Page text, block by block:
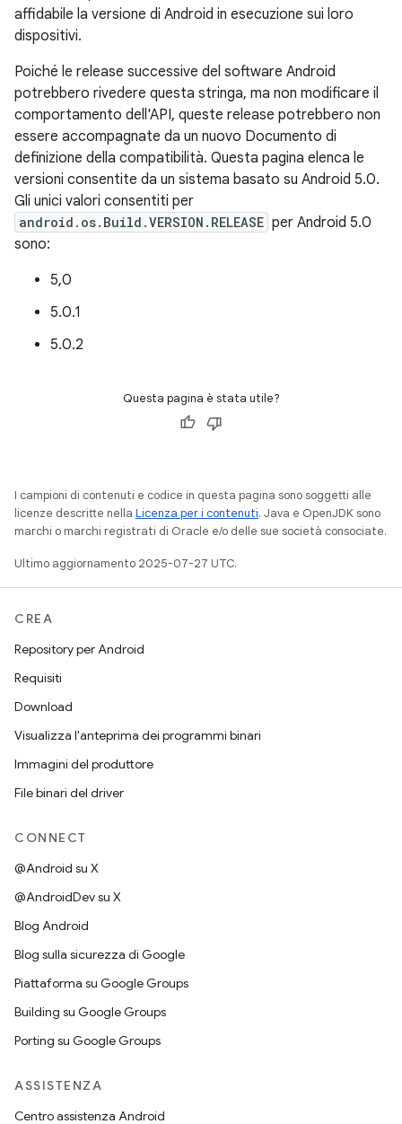
affidabile la versione di Android in esecuzione sui loro
dispositivi.
Poiché le release successive del software Android
potrebbero rivedere questa stringa, ma non modificare il
comportamento dell'API, queste release potrebbero non
essere accompagnate da un nuovo Documento di
definizione della compatibilità. Questa pagina elenca le
versioni consentite da un sistema basato su Android 5.0.
Gli unici valori consentiti per
android.os.Build.VERSION.RELEASE per Android 5.0
sono:
5,0
5.0.1
5.0.2
Questa pagina è stata utile?
I campioni di contenuti e codice in questa pagina sono soggetti alle
licenze descritte nella Licenza per i contenuti. Java e OpenJDK sono
marchi o marchi registrati di Oracle e/o delle sue società consociate.
Ultimo aggiornamento 2025-07-27 UTC.
CREA
Repository per Android
Requisiti
Download
Visualizza l'anteprima dei programmi binari
Immagini del produttore
File binari del driver
CONNECT
@Android su X
@AndroidDev su X
Blog Android
Blog sulla sicurezza di Google
Piattaforma su Google Groups
Building su Google Groups
Porting su Google Groups
ASSISTENZA
Centro assistenza Android